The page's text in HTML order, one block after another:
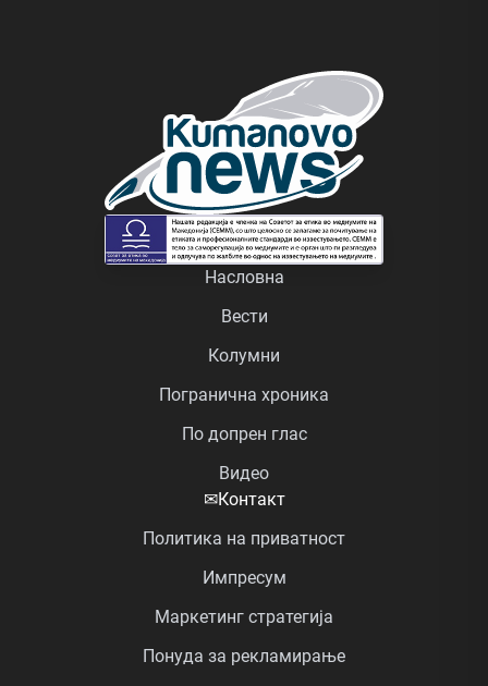
Насловна
Вести
Колумни
Погранична хроника
По допрен глас
Видео
✉Контакт
Политика на приватност
Импресум
Маркетинг стратегија
Понуда за рекламирање